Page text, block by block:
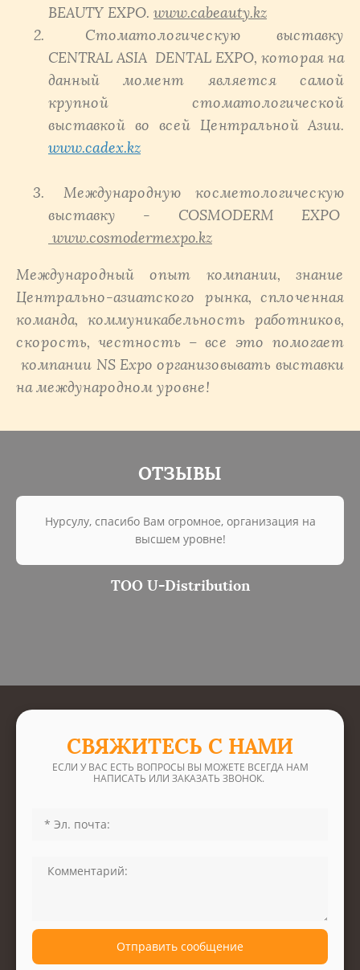
BEAUTY EXPO. www.cabeauty.kz
Стоматологическую выставку
CENTRAL ASIA DENTAL EXPO, которая на
данный момент является самой
крупной стоматологической
выставкой во всей Центральной Азии.
www.cadex.kz
Международную косметологическую
выставку - COSMODERM EXPO
www.cosmodermexpo.kz
Международный опыт компании, знание
Центрально-азиатского рынка, сплоченная
команда, коммуникабельность работников,
скорость, честность – все это помогает
компании NS Expo организовывать выставки
на международном уровне!
ОТЗЫВЫ
Нурсулу, спасибо Вам огромное, организация на
высшем уровне!
ТОО U-Distribution
СВЯЖИТЕСЬ С НАМИ
ЕСЛИ У ВАС ЕСТЬ ВОПРОСЫ ВЫ МОЖЕТЕ ВСЕГДА НАМ
НАПИСАТЬ ИЛИ ЗАКАЗАТЬ ЗВОНОК.
Отправить сообщение